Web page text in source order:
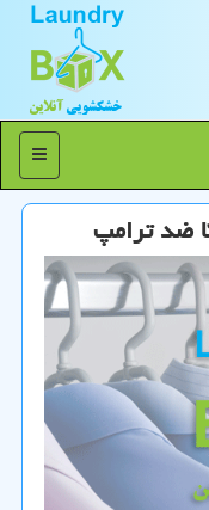
منو
ضد ترامپ